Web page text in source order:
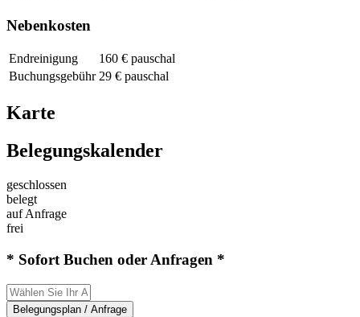
Nebenkosten
Endreinigung
160 € pauschal
Buchungsgebühr 29 € pauschal
Karte
Belegungskalender
geschlossen
belegt
auf Anfrage
frei
* Sofort Buchen oder Anfragen *
Belegungsplan / Anfrage